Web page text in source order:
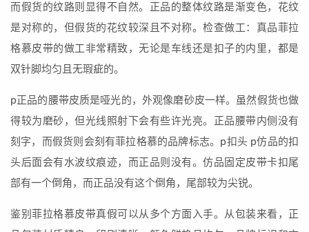
而假货的纹路则显得不自然。正品的整体纹路是渐变色，花纹
是对称的，但假货的花纹较深且不对称。检查做工：真品菲拉
格慕皮带的做工非常精致，无论是车线还是扣子的内里，都是
双针脚均匀且无瑕疵的。
p正品的腰带皮质是哑光的，外观像磨砂皮一样。虽然假货也做
得较为磨砂，但光线照射下会有些许光亮。正品腰带内侧没有
刻字，而假货则会刻有菲拉格慕的品牌标志。p扣头 p仿品的扣
头后面会有水波纹痕迹，而正品则没有。仿品固定皮带卡扣尾
部有一个倒角，而正品没有这个倒角，尾部较为尖锐。
鉴别菲拉格慕皮带真假可以从多个方面入手。从包装来看，正